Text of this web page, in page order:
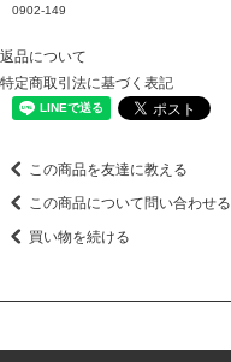
0902-149
返品について
特定商取引法に基づく表記
この商品を友達に教える
この商品について問い合わせる
買い物を続ける